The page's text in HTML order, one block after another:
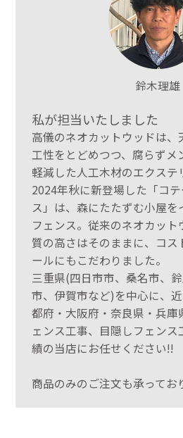
鈴木理雄
私が担当いたしました
高儀のネオカットウッドは、
工性をとどめつつ、腐らずメ
軽減した人工木材のエクステ
2024年秋に新登場した「コ
ス」は、森にたたずむ小屋を
フェンス。従来のネオカッ
質の高さはそのままに、コス
ールにもこだわりました。
三重県(四日市市、桑名市、
市、伊賀市など)を中心に、
都府・大阪府・奈良県・兵庫
ェンス工事、目隠しフェン
績の当店にお任せください!!
商品のみのご注文も承ってお